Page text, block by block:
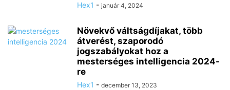
Hex1 - január 4, 2024
Növekvő váltságdíjakat, több
átverést, szaporodó
jogszabályokat hoz a
mesterséges intelligencia 2024-
re
Hex1 - december 13, 2023